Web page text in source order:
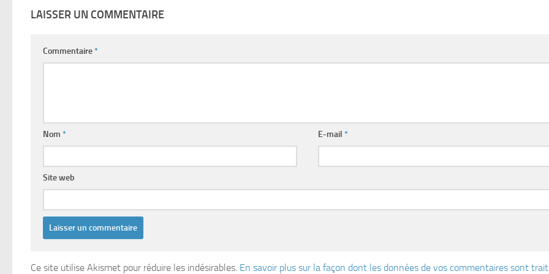
LAISSER UN COMMENTAIRE
Commentaire*
Nom * E-mail*
Site web
Ce site utilise Akismet pour réduire les indésirables. En savoir plus sur la façon dont les données de vos commentaires sont